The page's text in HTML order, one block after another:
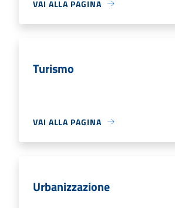
VAI ALLA PAGINA
Turismo
VAI ALLA PAGINA
Urbanizzazione